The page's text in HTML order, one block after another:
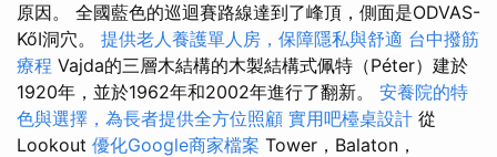
原因。 全國藍色的巡迴賽路線達到了峰頂，側面是ODVAS-
KőI洞穴。 提供老人養護單人房，保障隱私與舒適 台中撥筋
療程 Vajda的三層木結構的木製結構式佩特（Péter）建於
1920年，並於1962年和2002年進行了翻新。 安養院的特
色與選擇，為長者提供全方位照顧 實用吧檯桌設計 從
Lookout 優化Google商家檔案 Tower，Balaton，